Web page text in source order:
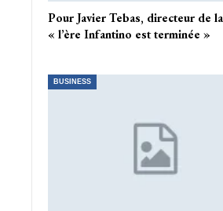
Pour Javier Tebas, directeur de
« l’ère Infantino est terminée »
BUSINESS